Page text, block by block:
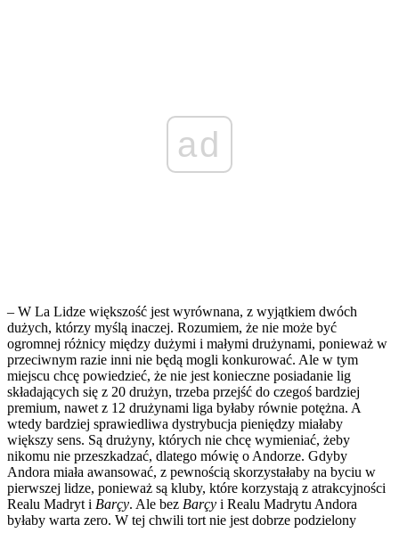
ad
– W La Lidze większość jest wyrównana, z wyjątkiem dwóch
dużych, którzy myślą inaczej. Rozumiem, że nie może być
ogromnej różnicy między dużymi i małymi drużynami, ponieważ w
przeciwnym razie inni nie będą mogli konkurować. Ale w tym
miejscu chcę powiedzieć, że nie jest konieczne posiadanie lig
składających się z 20 drużyn, trzeba przejść do czegoś bardziej
premium, nawet z 12 drużynami liga byłaby równie potężna. A
wtedy bardziej sprawiedliwa dystrybucja pieniędzy miałaby
większy sens. Są drużyny, których nie chcę wymieniać, żeby
nikomu nie przeszkadzać, dlatego mówię o Andorze. Gdyby
Andora miała awansować, z pewnością skorzystałaby na byciu w
pierwszej lidze, ponieważ są kluby, które korzystają z atrakcyjności
Realu Madryt i Barçy. Ale bez Barçy i Realu Madrytu Andora
byłaby warta zero. W tej chwili tort nie jest dobrze podzielony